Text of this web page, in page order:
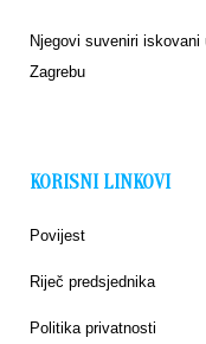
Njegovi suveniri
Zagrebu
KORISNI LINKOVI
Povijest
Riječ predsjednika
Politika privatnosti